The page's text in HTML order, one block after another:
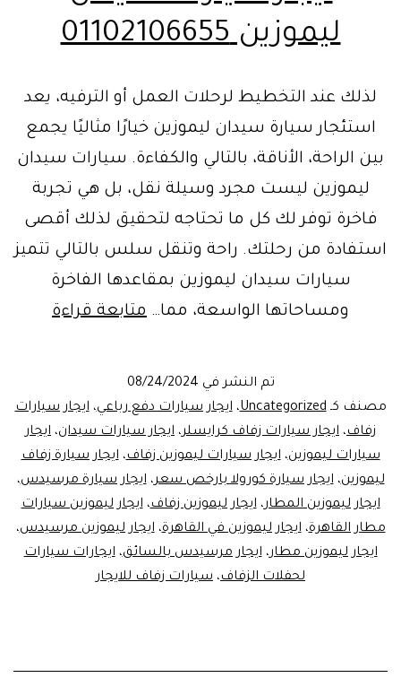
ليموزين 01102106655
لذلك عند التخطيط لرحلات العمل أو الترفيه، يعد
استئجار سيارة سيدان ليموزين خيارًا مثاليًا يجمع
بين الراحة، الأناقة، بالتالي والكفاءة. سيارات سيدان
ليموزين ليست مجرد وسيلة نقل، بل هي تجربة
فاخرة توفر لك كل ما تحتاجه لتحقيق لذلك أقصى
استفادة من رحلتك. راحة وتنقل سلس بالتالي تتميز
سيارات سيدان ليموزين بمقاعدها الفاخرة
ومساحاتها الواسعة، مما… متابعة قراءةايجار
تم النشر في 08/24/2024
مصنف كـUncategorized،ايجار سيارات دفع رباعي،ايجار سيارات
زفاف، ايجار سيارات زفاف كرايسلر، ايجار سيارات سيدان، ايجار
سيارات ليموزين،ايجار سيارات ليموزين زفاف،ايجار سيارة زفاف
ليموزين،ايجار سيارة كورولا بارخص سعر،ايجار سيارة مرسيدس،
ايجار ليموزين المطار،ايجار ليموزين زفاف،ايجار ليموزين سيارات
مطار القاهرة،ايجار ليموزين في القاهرة،ايجار ليموزين مرسيدس،
ايجار ليموزين مطار،ايجار مرسيدس بالسائق،ايجارات سيارات
لحفلات الزفاف، سيارات زفاف للايجار